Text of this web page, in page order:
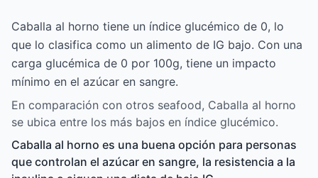
Caballa al horno tiene un índice glucémico de 0, lo
que lo clasifica como un alimento de IG bajo. Con una
carga glucémica de 0 por 100g, tiene un impacto
mínimo en el azúcar en sangre.
En comparación con otros seafood, Caballa al horno
se ubica entre los más bajos en índice glucémico.
Caballa al horno es una buena opción para personas
que controlan el azúcar en sangre, la resistencia a la